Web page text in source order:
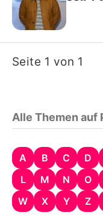
Seite 1 von 1
Alle Themen auf
A B C D
L
M N O
W
X Y Z